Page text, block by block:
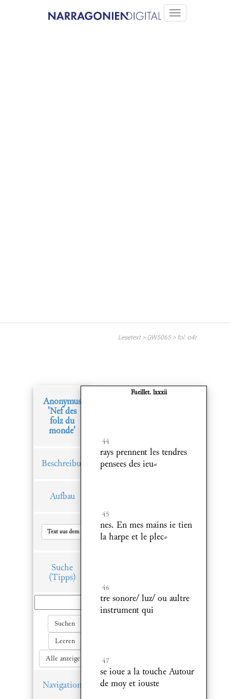
Lesetext > GW5065 > fol. o4r
Anonymus
'Nef des
folz du
monde'
Beschreibung
Aufbau
Text aus dem Hauptfenster in Zwischenablage kopieren
Suche
(Tipps)
Suchen
Leeren
Alle anzeigen
Navigation
Fueillet. lxxxii
44
rays prennent les tendres
pensees des ieu⸗
45
nes. En mes mains ie tien
la harpe et le plec⸗
46
tre sonore/ luz/ ou aultre
instrument qui
47
se ioue a la touche Autour
de moy et iouste